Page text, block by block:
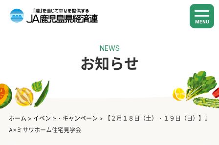
MENU
NEWS
お知らせ
ホーム > イベント・キャンペーン >
【２月１８日（土）・１９日（日）】J
A×ミサワホーム住宅見学会